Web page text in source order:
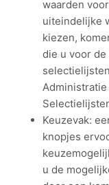
waarden
uiteindelijke
kiezen,
die u voor
Keuzevak:
knopjes
u de